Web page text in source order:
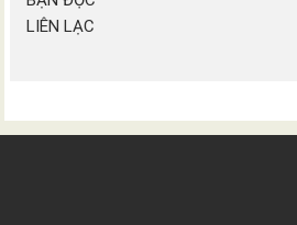
LIÊN LẠC